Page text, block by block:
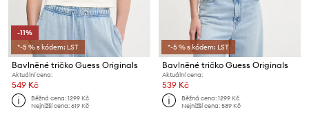
-11%
*-5 % s kódem: LST
Bavlněné tričko Guess Originals
Aktuální cena:
549 Kč
Běžná cena:1299 Kč
Nejnižší cena:619 Kč
*-5 % s kódem: LST
Bavlněné tričko Guess Originals
Aktuální cena:
539 Kč
Běžná cena:1299 Kč
Nejnižší cena:589 Kč